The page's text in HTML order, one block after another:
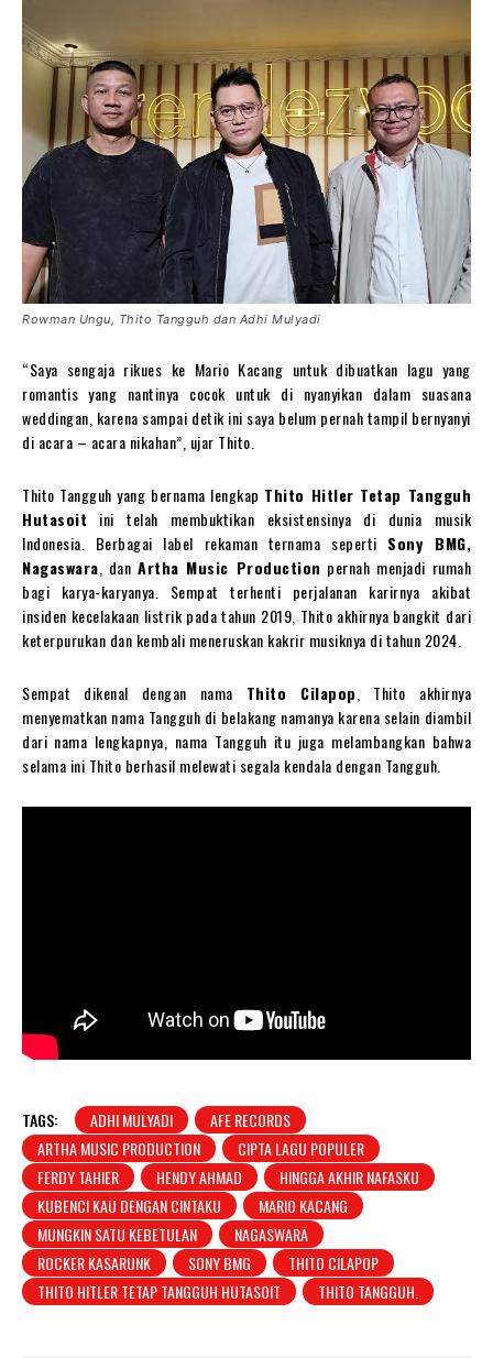
Rowman Ungu, Thito Tangguh dan Adhi Mulyadi
“Saya sengaja rikues ke Mario Kacang untuk dibuatkan lagu yang
romantis yang nantinya cocok untuk di nyanyikan dalam suasana
weddingan, karena sampai detik ini saya belum pernah tampil bernyanyi
di acara – acara nikahan”, ujar Thito.
Thito Tangguh yang bernama lengkap Thito Hitler Tetap Tangguh
Hutasoit ini telah membuktikan eksistensinya di dunia musik
Indonesia. Berbagai label rekaman ternama seperti Sony BMG,
Nagaswara , danArtha Music Production pernah menjadi rumah
bagi karya-karyanya. Sempat terhenti perjalanan karirnya akibat
insiden kecelakaan listrik pada tahun 2019, Thito akhirnya bangkit dari
keterpurukan dan kembali meneruskan kakrir musiknya di tahun 2024.
Sempat dikenal dengan nama Thito Cilapop , Thito akhirnya
menyematkan nama Tangguh di belakang namanya karena selain diambil
dari nama lengkapnya, nama Tangguh itu juga melambangkan bahwa
selama ini Thito berhasil melewati segala kendala dengan Tangguh.
TAGS: ADHI MULYADI
AFE RECORDS
ARTHA MUSIC PRODUCTION
CIPTA LAGU POPULER
FERDY TAHIER
HENDY AHMAD
HINGGA AKHIR NAFASKU
KUBENCI KAU DENGAN CINTAKU
MARIO KACANG
MUNGKIN SATU KEBETULAN
NAGASWARA
ROCKER KASARUNK
SONY BMG
THITO CILAPOP
THITO HITLER TETAP TANGGUH HUTASOIT
THITO TANGGUH.